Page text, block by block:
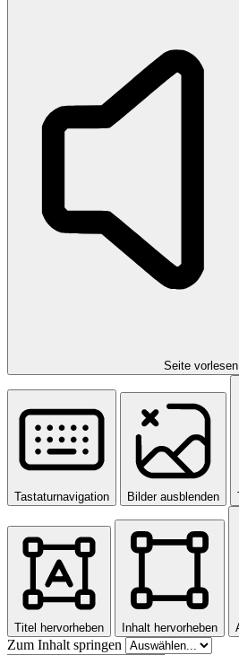
Seite vorlesen
Tastaturnavigation Bilder ausblenden
Titel hervorheben Inhalt hervorheben
Zum Inhalt springen